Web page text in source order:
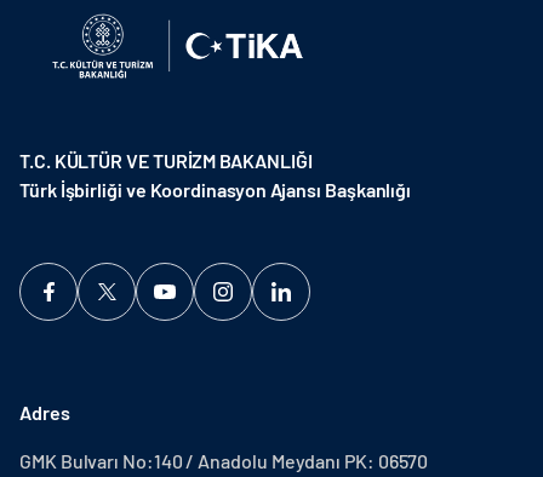
T.C. KÜLTÜR VE TURİZM BAKANLIĞI
Türk İşbirliği ve Koordinasyon Ajansı Başkanlığı
Adres
GMK Bulvarı No:140 / Anadolu Meydanı PK: 06570